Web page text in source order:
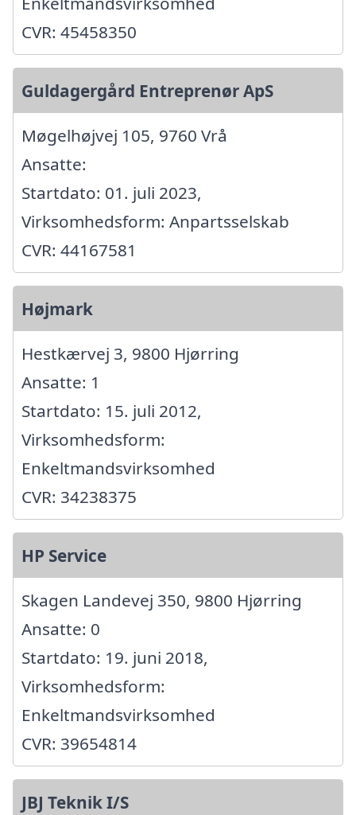
CVR: 45458350
Guldagergård Entreprenør ApS
Møgelhøjvej 105, 9760 Vrå
Ansatte:
Startdato: 01. juli 2023,
Virksomhedsform: Anpartsselskab
CVR: 44167581
Højmark
Hestkærvej 3, 9800 Hjørring
Ansatte: 1
Startdato: 15. juli 2012,
Virksomhedsform:
Enkeltmandsvirksomhed
CVR: 34238375
HP Service
Skagen Landevej 350, 9800 Hjørring
Ansatte: 0
Startdato: 19. juni 2018,
Virksomhedsform:
Enkeltmandsvirksomhed
CVR: 39654814
JBJ Teknik I/S